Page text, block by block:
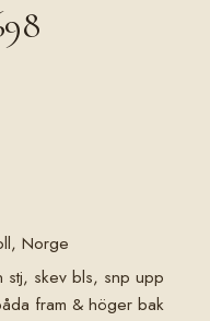
Norge
stj, skev bls, snp upp
fram & höger bak